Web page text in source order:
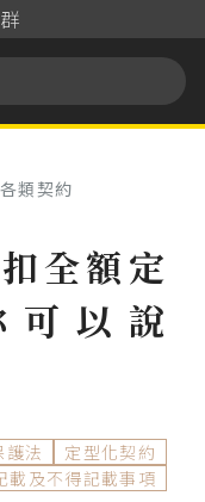
各類契約
全額定
以說
護法
定型化契約
載及不得記載事項